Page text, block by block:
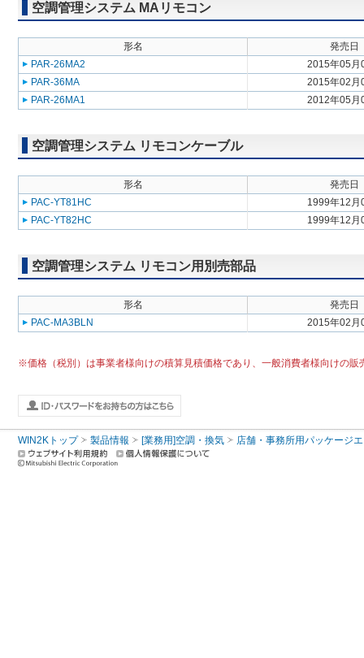
空調管理システム MAリモコン
形名
発売日
PAR-26MA2
2015年05月
PAR-36MA
2015年02月
PAR-26MA1
2012年05月
空調管理システム リモコンケーブル
形名
発売日
PAC-YT81HC
1999年12月
PAC-YT82HC
1999年12月
空調管理システム リモコン用別売部品
形名
発売日
PAC-MA3BLN
2015年02月
※価格（税別）は事業者様向けの積算見積価格であり、一般消費者様向けの販
WIN2Kトップ 製品情報 [業務用]空調・換気 店舗・事務所用パッケージ